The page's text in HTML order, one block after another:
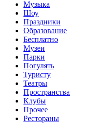
Музыка
Шоу
Праздники
Образование
Бесплатно
Музеи
Парки
Погулять
Туристу
Театры
Пространства
Клубы
Прочее
Рестораны